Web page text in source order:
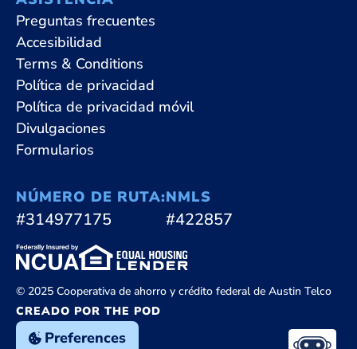
Preguntas frecuentes
Accesibilidad
Terms & Conditions
Política de privacidad
Política de privacidad móvil
Divulgaciones
Formularios
NÚMERO DE RUTA:
#314977175
NMLS
#422857
© 2025 Cooperativa de ahorro y crédito federal de Austin Telco
CREADO POR THE POD
Preferences